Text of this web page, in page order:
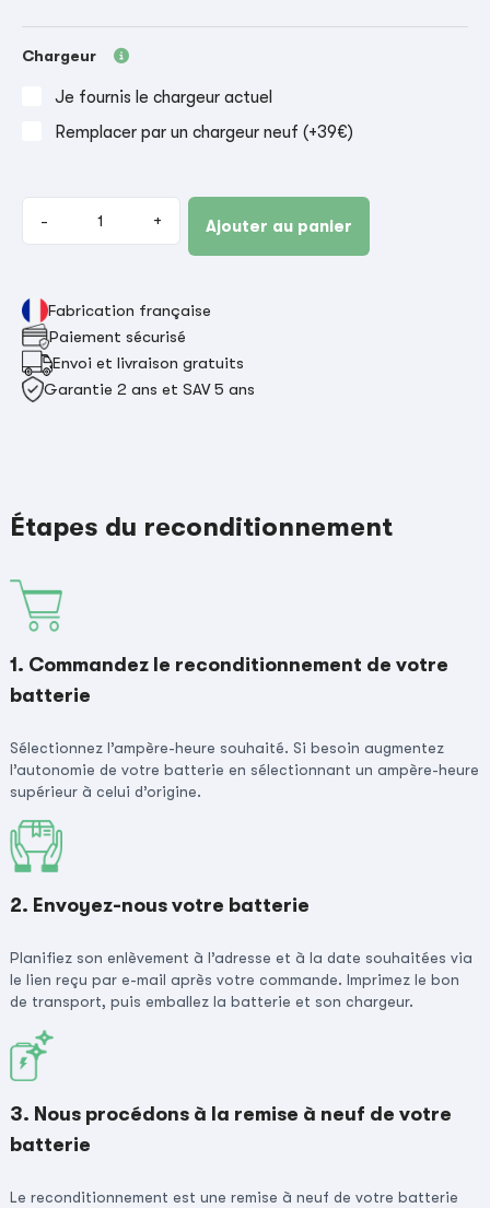
Chargeur
Je fournis le chargeur actuel
Remplacer par un chargeur neuf (+39€)
- + Ajouter au panier
Fabrication française
Paiement sécurisé
Envoi et livraison gratuits
Garantie 2 ans et SAV 5 ans
Étapes du reconditionnement
1. Commandez le reconditionnement de votre
batterie
Sélectionnez l’ampère-heure souhaité. Si besoin augmentez
l’autonomie de votre batterie en sélectionnant un ampère-heure
supérieur à celui d’origine.
2. Envoyez-nous votre batterie
Planifiez son enlèvement à l’adresse et à la date souhaitées via
le lien reçu par e-mail après votre commande. Imprimez le bon
de transport, puis emballez la batterie et son chargeur.
3. Nous procédons à la remise à neuf de votre
batterie
Le reconditionnement est une remise à neuf de votre batterie